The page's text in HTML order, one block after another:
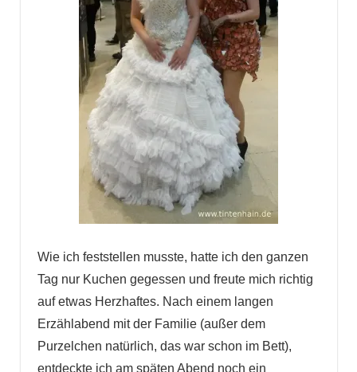
Wie ich feststellen musste, hatte ich den ganzen
Tag nur Kuchen gegessen und freute mich richtig
auf etwas Herzhaftes. Nach einem langen
Erzählabend mit der Familie (außer dem
Purzelchen natürlich, das war schon im Bett),
entdeckte ich am späten Abend noch ein